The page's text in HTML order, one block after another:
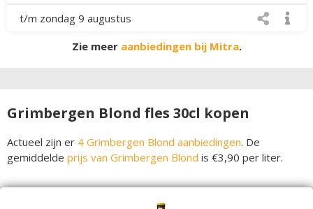
t/m zondag 9 augustus
Zie meer aanbiedingen bij Mitra.
Grimbergen Blond fles 30cl kopen
Actueel zijn er 4 Grimbergen Blond aanbiedingen. De
gemiddelde prijs van Grimbergen Blond is €3,90 per liter.